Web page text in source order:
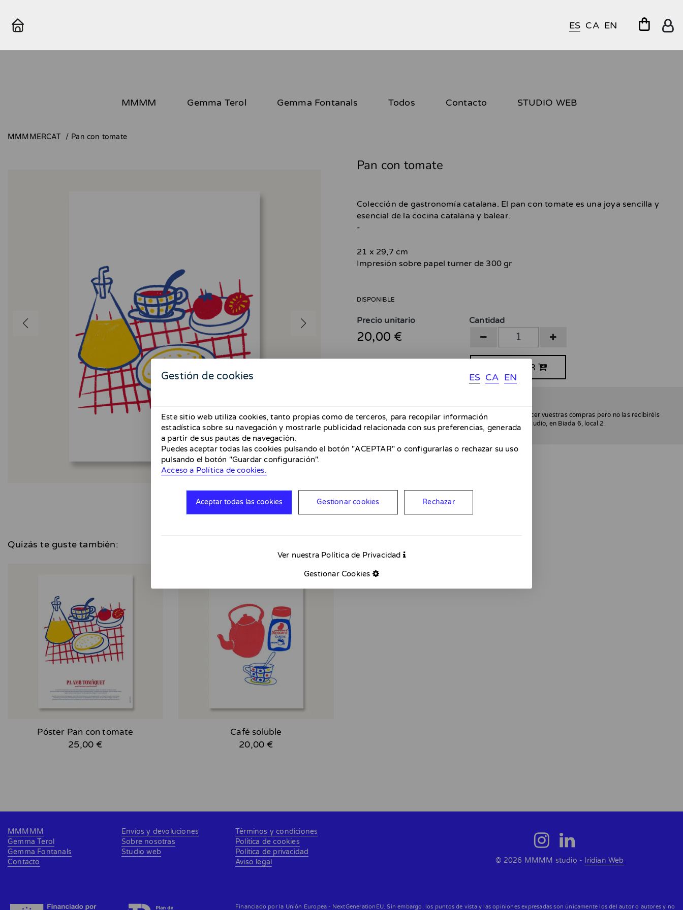
ES CA EN
MMMM Gemma Terol Gemma Fontanals Todos Contacto STUDIO WEB
MMMMERCAT Pan con tomate
Pan con tomate
Colección de gastronomía catalana. El pan con tomate es una joya sencilla y
esencial de la cocina catalana y balear.
-
21 x 29,7 cm
Impresión sobre papel turner de 300 gr
DISPONIBLE
Precio unitario
20,00 €
Cantidad
COMPRAR
Del 26 de abril al 31 de mayo no habrán envíos. Podéis hacer vuestras compras pero no las recibiréis
hasta mayo. Si estáis en Barcelona podéis pasar por mi estudio, en Biada 6, local 2.
Gracias y disculpad las molestias :)
Quizás te guste también:
Póster Pan con tomate
25,00 €
Café soluble
20,00 €
Gestión de cookies ES CA EN
Este sitio web utiliza cookies, tanto propias como de terceros, para recopilar información
estadística sobre su navegación y mostrarle publicidad relacionada con sus preferencias, generada
a partir de sus pautas de navegación.
Puedes aceptar todas las cookies pulsando el botón "ACEPTAR" o configurarlas o rechazar su uso
pulsando el botón "Guardar configuración".
Acceso a Política de cookies.
Aceptar todas las cookies Gestionar cookies Rechazar
Ver nuestra Política de Privacidad
Gestionar Cookies
MMMMM
Gemma Terol
Gemma Fontanals
Contacto
Envíos y devoluciones
Sobre nosotras
Studio web
Términos y condiciones
Política de cookies
Política de privacidad
Aviso legal
© 2026 MMMM studio - Iridian Web
Financiado por la Unión Europea - NextGenerationEU. Sin embargo, los puntos de vista y las opiniones expresadas son únicamente los del autor o autores y no